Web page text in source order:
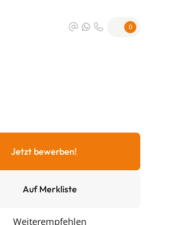
0
Jetzt bewerben!
Auf Merkliste
Weiterempfehlen